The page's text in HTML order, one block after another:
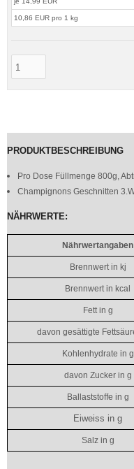
10,86 EUR pro 1 kg
PRODUKTBESCHREIBUNG
Pro Dose Füllmenge 800g,
Champignons Geschnitten
NÄHRWERTE:
Nährwertangaben
Brennwert in kj
Brennwert in kcal
Fett in g
davon gesättigte
Kohlenhydrate in g
davon Zucker in g
Ballaststoffe in g
Eiweiss in g
Salz in g